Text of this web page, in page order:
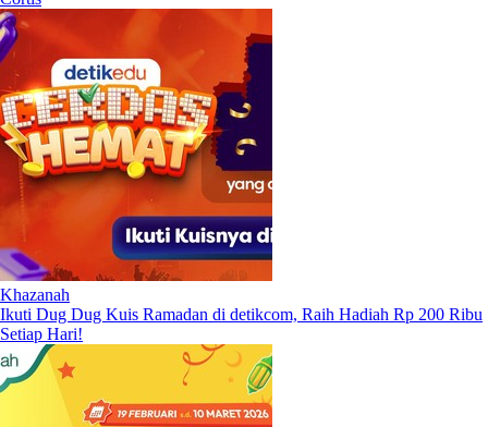
Khazanah
Ikuti Dug Dug Kuis Ramadan di detikcom, Raih Hadiah Rp 200 Ribu
Setiap Hari!